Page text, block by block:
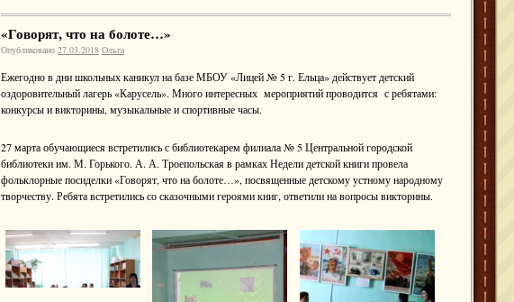
«Говорят, что на болоте…»
Опубликовано 27.03.2018 Ольга
Ежегодно в дни школьных каникул на базе МБОУ «Лицей № 5 г. Ельца» действует детский
оздоровительный лагерь «Карусель». Много интересных мероприятий проводится с ребятами:
конкурсы и викторины, музыкальные и спортивные часы.
27 марта обучающиеся встретились с библиотекарем филиала № 5 Центральной городской
библиотеки им. М. Горького. А. А. Троепольская в рамках Недели детской книги провела
фольклорные посиделки «Говорят, что на болоте…», посвященные детскому устному народному
творчеству. Ребята встретились со сказочными героями книг, ответили на вопросы викторины.